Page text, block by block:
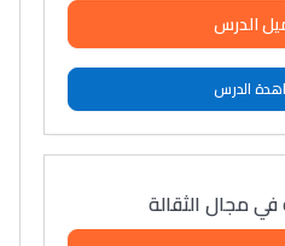
الدرس
الدرس
مجال الثقالة